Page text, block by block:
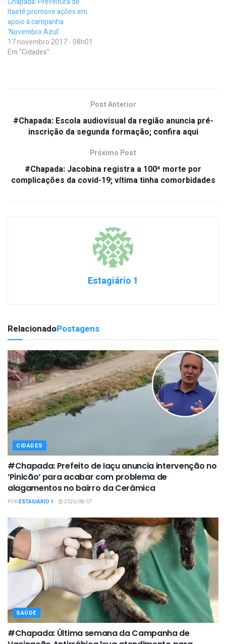
Itaetê promove ações em
apoio à campanha
‘Novembro Azul’
17 novembro 2017 - 08h01
Em "Cidades"
Post Anterior
#Chapada: Escola audiovisual da região anuncia pré-
inscrição da segunda formação; confira aqui
Próximo Post
#Chapada: Jacobina registra a 100ª morte por
complicações da covid-19; vítima tinha comorbidades
Estagiário 1
RelacionadoPostagens
CIDADES
#Chapada: Prefeito de Iaçu anuncia intervenção no
‘Pinicão’ para acabar com problema de
alagamentos no bairro da Cerâmica
PORESTAGIÁRIO 1 2026/08/07
SAÚDE
#Chapada: Última semana da Campanha de